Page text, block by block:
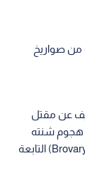
وتحذيرات من صواريخ
عن مقتل
هجوم شنته
طائرة مسيرة روسية استهدف منطقة "بروفاري" (Brovary) التابعة